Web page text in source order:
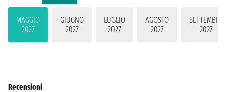
MAGGIO
2027
GIUGNO
2027
LUGLIO
2027
AGOSTO
2027
SETTEMBRE
2027
Recensioni